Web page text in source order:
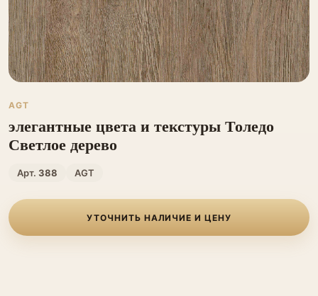
AGT
элегантные цвета и текстуры Толедо
Светлое дерево
Арт. 388 AGT
УТОЧНИТЬ НАЛИЧИЕ И ЦЕНУ